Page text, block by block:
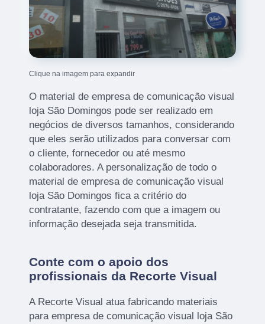
Clique na imagem para expandir
O material de empresa de comunicação visual
loja São Domingos pode ser realizado em
negócios de diversos tamanhos, considerando
que eles serão utilizados para conversar com
o cliente, fornecedor ou até mesmo
colaboradores. A personalização de todo o
material de empresa de comunicação visual
loja São Domingos fica a critério do
contratante, fazendo com que a imagem ou
informação desejada seja transmitida.
Conte com o apoio dos
profissionais da Recorte Visual
A Recorte Visual atua fabricando materiais
para empresa de comunicação visual loja São